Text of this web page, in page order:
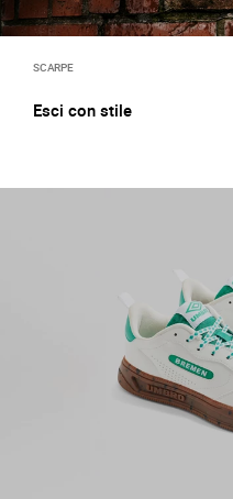
SCARPE
Esci con stile